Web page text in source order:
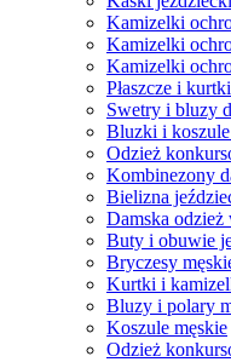
Kamizelki
Kamizelki
Kamizelki
Płaszcze i
Swetry i bluzy
Bluzki i
Odzież
Kombinezony
Bielizna
Damska odzież
Buty i obuwie
Bryczesy
Kurtki i
Bluzy i polary
Koszule męskie
Odzież